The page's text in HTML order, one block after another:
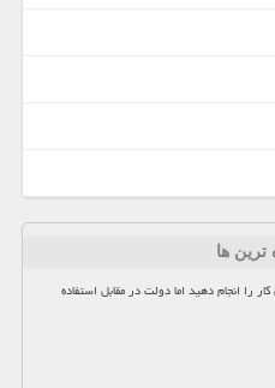
ترین ها
را انجام دهید اما دولت در مقابل استفاده